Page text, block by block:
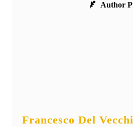
Author
Francesco Del